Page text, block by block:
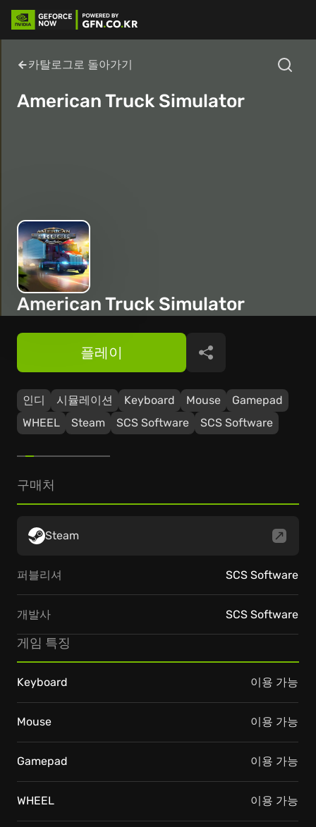
카탈로그로 돌아가기
American Truck Simulator
American Truck Simulator
인디 시뮬레이션 Keyboard Mouse
Gamepad
WHEEL
Steam SCS Software SCS Software
플레이 공유
구매처
Steam
퍼블리셔 SCS Software
개발사 SCS Software
게임 특징
Keyboard 이용 가능
Mouse 이용 가능
Gamepad 이용 가능
WHEEL 이용 가능